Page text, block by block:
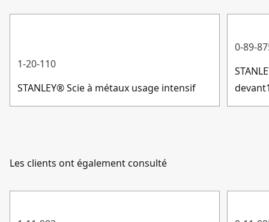
Afficher plus
1-20-110
STANLEY® Scie à métaux usage intensif
0-89-
Les clients ont également consulté